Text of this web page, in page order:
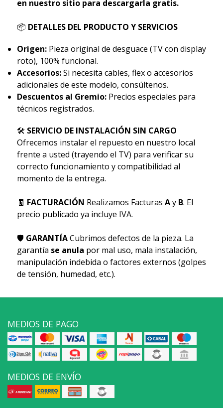
en nuestro sitio para descargarla gratis.
📦 DETALLES DEL PRODUCTO Y SERVICIOS
Origen:Pieza original de desguace (TV con display
roto), 100% funcional.
Accesorios:Si necesita cables, flex o accesorios
adicionales de este modelo, consúltenos.
Descuentos al Gremio:Precios especiales para
técnicos registrados.
🛠 SERVICIO DE INSTALACIÓN SIN CARGO
Ofrecemos instalar el repuesto en nuestro local
frente a usted (trayendo el TV) para verificar su
correcto funcionamiento y compatibilidad al
momento de la entrega.
🧾 FACTURACIÓN Realizamos Facturas Ay B. El
precio publicado ya incluye IVA.
🛡 GARANTÍACubrimos defectos de la pieza. La
garantía se anula por mal uso, mala instalación,
manipulación indebida o factores externos (golpes
de tensión, humedad, etc.).
MEDIOS DE PAGO
MEDIOS DE ENVÍO